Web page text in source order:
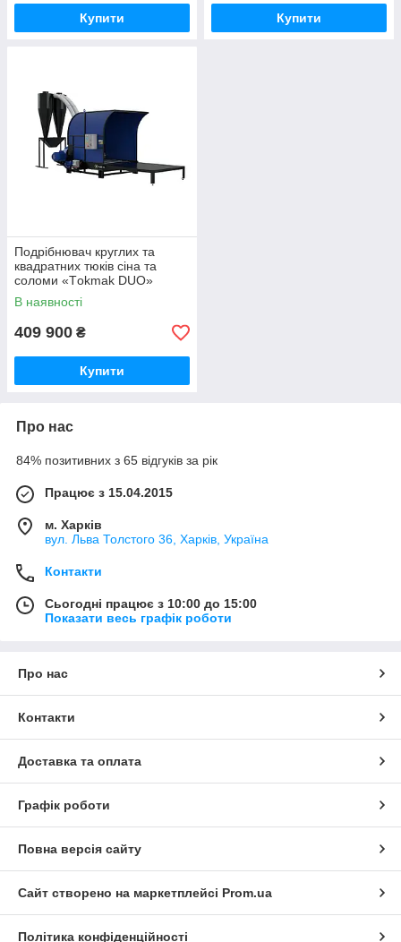
Купити Купити
Подрібнювач круглих та
квадратних тюків сіна та
соломи «Тokmak DUO»
В наявності
409 900 ₴
Купити
Про нас
84% позитивних з 65 відгуків за рік
Працює з 15.04.2015
м. Харків
вул. Льва Толстого 36, Харків, Україна
Контакти
Сьогодні працює з 10:00 до 15:00
Показати весь графік роботи
Про нас
Контакти
Доставка та оплата
Графік роботи
Повна версія сайту
Сайт створено на маркетплейсі Prom.ua
Політика конфіденційності